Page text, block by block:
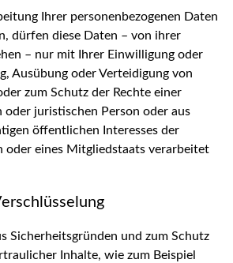
Ihrer personenbezogenen Daten
dürfen diese Daten – von ihrer
– nur mit Ihrer Einwilligung oder
Ausübung oder Verteidigung von
zum Schutz der Rechte einer
oder juristischen Person oder aus
öffentlichen Interesses der
oder eines Mitgliedstaats verarbeitet
Sicherheitsgründen und zum Schutz
Inhalte, wie zum Beispiel